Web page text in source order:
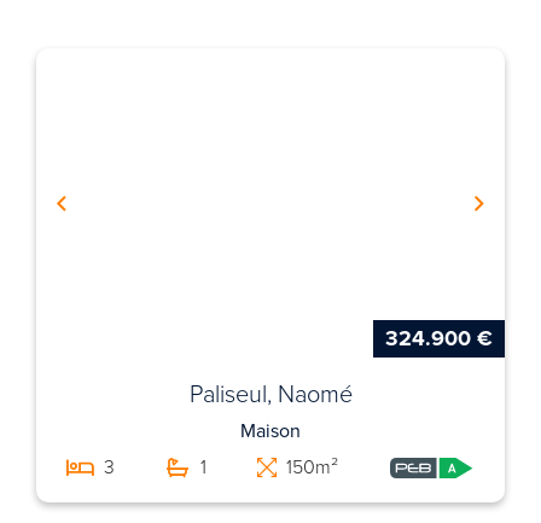
324.900 €
Paliseul, Naomé
Maison
3
1 150m²